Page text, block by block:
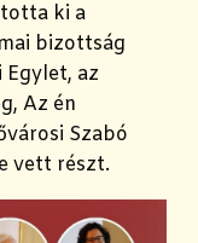
ki a
bizottság
az
Az én
Szabó
vett részt.